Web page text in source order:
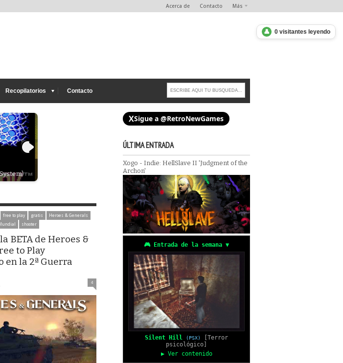
Acerca de Contacto Más
Recopilatorios Contacto
Final Doom - Rejugando el clásico en su versión de Sony
Playstation (Contraseñas y reseña)
Xogo - Retro: Choplifter (SEGA Master
Análisis
free to play gratis
Heroes & Generals
shooter
BETA de Heroes &
to Play
en la 2ª Guerra
4
XSigue a @RetroNewGames
👤 0 visitantes leyendo
ÚLTIMA ENTRADA
Xogo - Indie: HellSlave II 'Judgment of the
Archon'
🎮 Entrada de la semana ▼
Silent Hill (PSX)
[Terror
psicológico]
▶ Ver contenido